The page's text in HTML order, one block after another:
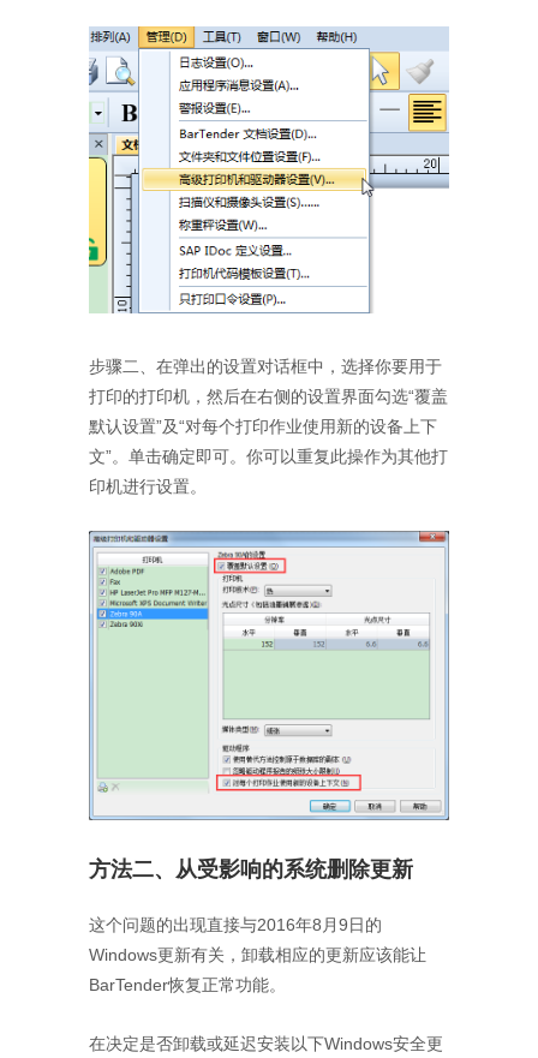
步骤二、在弹出的设置对话框中，选择你要用于
打印的打印机，然后在右侧的设置界面勾选“覆盖
默认设置”及“对每个打印作业使用新的设备上下
文”。单击确定即可。你可以重复此操作为其他打
印机进行设置。
方法二、从受影响的系统删除更新
这个问题的出现直接与2016年8月9日的
Windows更新有关，卸载相应的更新应该能让
BarTender恢复正常功能。
在决定是否卸载或延迟安装以下Windows安全更